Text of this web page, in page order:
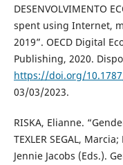
DESENVOLVIMENTO
spent using Internet,
2019”. OECD Digital
Publishing, 2020.
https://doi.org/
03/03/2023.
RISKA, Elianne.
TEXLER SEGAL,
Jennie Jacobs (Eds.).